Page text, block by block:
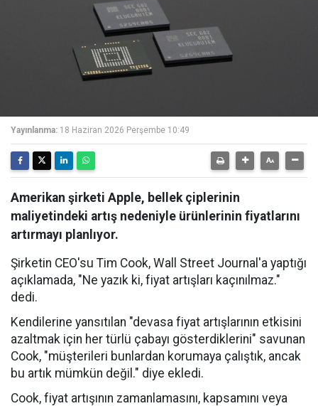
Yayınlanma: 18 Haziran 2026 Perşembe 10:49
Amerikan şirketi Apple, bellek çiplerinin
maliyetindeki artış nedeniyle ürünlerinin fiyatlarını
artırmayı planlıyor.
Şirketin CEO'su Tim Cook, Wall Street Journal'a yaptığı
açıklamada, "Ne yazık ki, fiyat artışları kaçınılmaz."
dedi.
Kendilerine yansıtılan "devasa fiyat artışlarının etkisini
azaltmak için her türlü çabayı gösterdiklerini" savunan
Cook, "müşterileri bunlardan korumaya çalıştık, ancak
bu artık mümkün değil." diye ekledi.
Cook, fiyat artışının zamanlamasını, kapsamını veya